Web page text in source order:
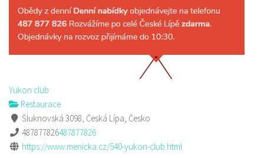
Yukon club
Restaurace
Šluknovská 3098, Česká Lípa, Česko
487877826487877826
https://www.menicka.cz/540-yukon-club.html